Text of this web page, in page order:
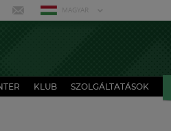
MAGYAR
KLUB SZOLGÁLTATÁSOK